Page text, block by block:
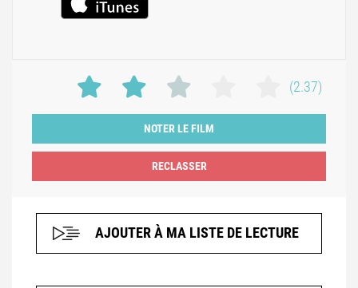
(2.37)
NOTER LE FILM
AJOUTER À MA LISTE DE LECTURE